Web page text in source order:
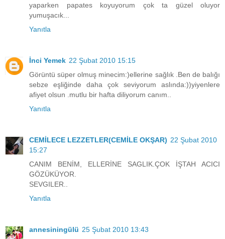
yaparken papates koyuyorum çok ta güzel oluyor
yumuşacık...
Yanıtla
İnci Yemek 22 Şubat 2010 15:15
Görüntü süper olmuş minecim:)ellerine sağlık .Ben de balığı
sebze eşliğinde daha çok seviyorum aslında:))yiyenlere
afiyet olsun .mutlu bir hafta diliyorum canım..
Yanıtla
CEMİLECE LEZZETLER(CEMİLE OKŞAR) 22 Şubat 2010
15:27
CANIM BENİM, ELLERİNE SAGLIK.ÇOK İŞTAH ACICI
GÖZÜKÜYOR.
SEVGILER..
Yanıtla
annesiningülü 25 Şubat 2010 13:43